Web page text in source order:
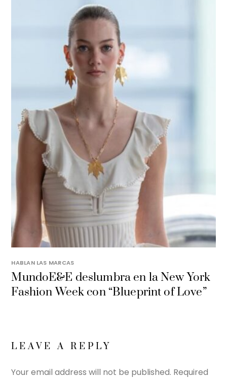
HABLAN LAS MARCAS
MundoE&E deslumbra en la New York
Fashion Week con “Blueprint of Love”
LEAVE A REPLY
Your email address will not be published. Required